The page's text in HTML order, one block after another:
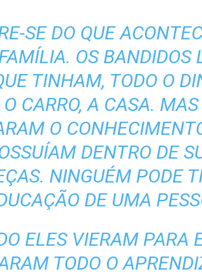
SE DO QUE
OS BANDIDOS
TINHAM, TODO O
O CARRO, A CASA.
O
DENTRO DE
NINGUÉM PODE
DE UMA
ELES VIERAM PARA
TODO O